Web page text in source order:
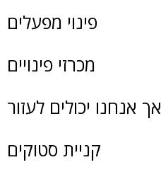
פינוי מפעלים
מכרזי פינויים
אך אנחנו יכולים לעזור
קניית סטוקים